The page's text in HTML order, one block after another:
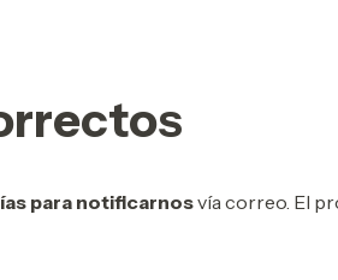
para notificarnosvía correo. El